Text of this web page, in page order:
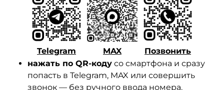
Telegram MAX
Позвонить
нажать по QR-коду со смартфона и сразу
попасть в Telegram, MAX или совершить
звонок — без ручного ввода номера.